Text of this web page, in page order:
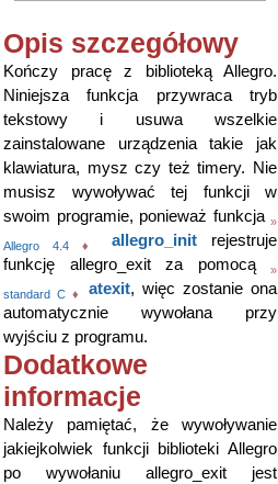
Opis szczegółowy
Kończy pracę z biblioteką Allegro.
Niniejsza funkcja przywraca tryb
tekstowy i usuwa wszelkie
zainstalowane urządzenia takie jak
klawiatura, mysz czy też timery. Nie
musisz wywoływać tej funkcji w
swoim programie, ponieważ funkcja »
Allegro 4.4 ♦ allegro_init rejestruje
funkcję allegro_exit za pomocą
»
standard C ♦ atexit, więc zostanie ona
automatycznie wywołana przy
wyjściu z programu.
Dodatkowe
informacje
Należy pamiętać, że wywoływanie
jakiejkolwiek funkcji biblioteki Allegro
po wywołaniu allegro_exit jest